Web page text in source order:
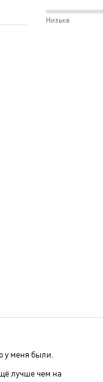
Відмінно
Незручно
75%
Низька
у меня были.
лучше чем на